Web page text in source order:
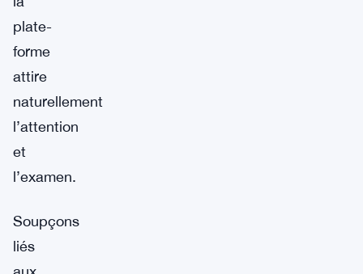
plate-
forme
attire
naturellement
l’attention
et
l’examen.
Soupçons
liés